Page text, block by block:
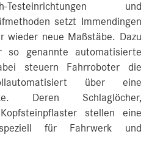
und
setzt Immendingen
wieder neue Maßstäbe. Dazu
so genannte automatisierte
steuern Fahrroboter die
über eine
Deren Schlaglöcher,
stellen eine
speziell für Fahrwerk und